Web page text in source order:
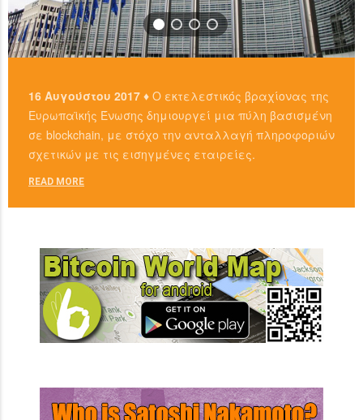
16 Αυγούστου 2017 ♦ Ο εκτελεστικός βραχίονας της
Ευρωπαϊκής Ένωσης δημιουργεί μια πύλη βασισμένη
σε blockchain, με στόχο την ανταλλαγή πληροφοριών
σχετικών με τις εισηγμένες εταιρείες.
READ MORE